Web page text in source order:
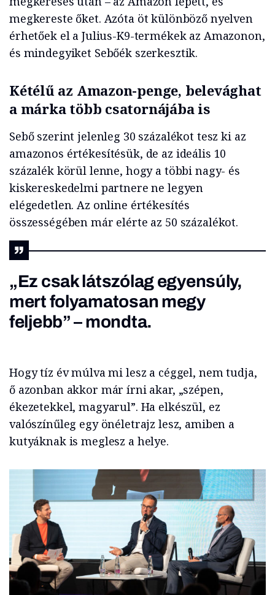
megkereste őket. Azóta öt különböző nyelven
érhetőek el a Julius-K9-termékek az Amazonon,
és mindegyiket Sebőék szerkesztik.
Kétélű az Amazon-penge, belevághat
a márka több csatornájába is
Sebő szerint jelenleg 30 százalékot tesz ki az
amazonos értékesítésük, de az ideális 10
százalék körül lenne, hogy a többi nagy- és
kiskereskedelmi partnere ne legyen
elégedetlen. Az online értékesítés
összességében már elérte az 50 százalékot.
„Ez csak látszólag egyensúly,
mert folyamatosan megy
feljebb” – mondta.
Hogy tíz év múlva mi lesz a céggel, nem tudja,
ő azonban akkor már írni akar, „szépen,
ékezetekkel, magyarul”. Ha elkészül, ez
valószínűleg egy önéletrajz lesz, amiben a
kutyáknak is meglesz a helye.